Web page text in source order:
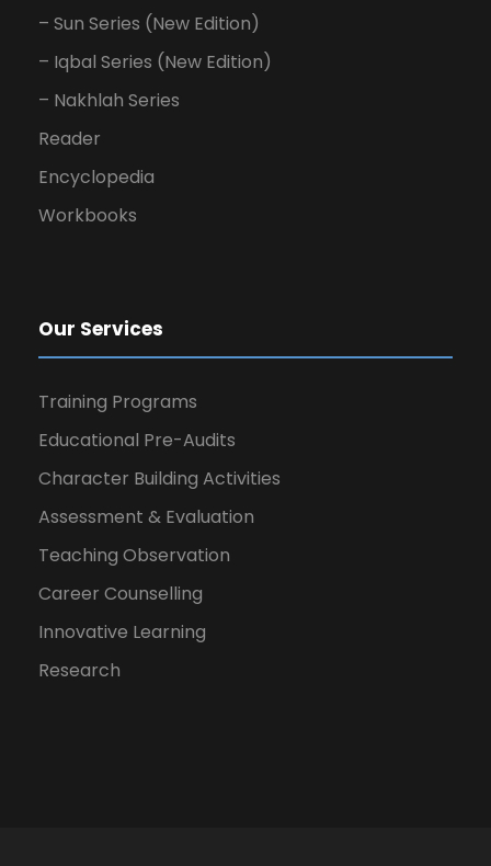
– Sun Series (New Edition)
– Iqbal Series (New Edition)
– Nakhlah Series
Reader
Encyclopedia
Workbooks
Our Services
Training Programs
Educational Pre-Audits
Character Building Activities
Assessment & Evaluation
Teaching Observation
Career Counselling
Innovative Learning
Research